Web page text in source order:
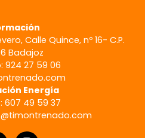
Calle Quince, nº 16- C.P.
Badajoz
924 27 59 06
Energía
607 49 59 37